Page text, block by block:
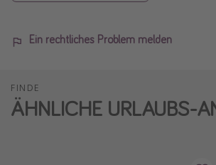
Ein rechtliches Problem melden
FINDE
ÄHNLICHE URLAUBS-